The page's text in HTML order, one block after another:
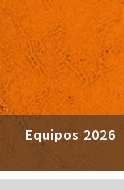
Equipos 2026